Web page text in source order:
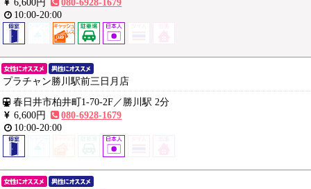
10:00-20:00
プラチャン勝川駅前三日月店
春日井市柏井町1-70-2F／勝川駅 2分
6,600円
080-6928-1679
10:00-20:00